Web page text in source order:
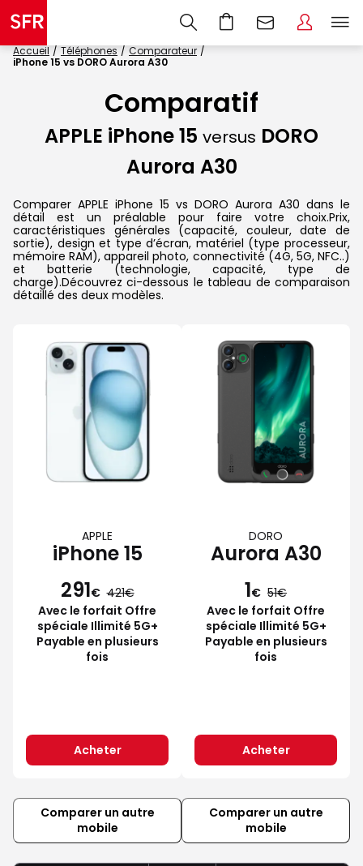
Accueil Téléphones
Comparateur
iPhone 15 vs DORO Aurora A30
Comparatif
APPLE iPhone 15 versus DORO
Aurora A30
Comparer APPLE iPhone 15 vs DORO Aurora A30 dans le
détail est un préalable pour faire votre choix.Prix,
caractéristiques générales (capacité, couleur, date de
sortie), design et type d’écran, matériel (type processeur,
mémoire RAM), appareil photo, connectivité (4G, 5G, NFC..)
et batterie (technologie, capacité, type de
charge).Découvrez ci-dessous le tableau de comparaison
détaillé des deux modèles.
APPLE
iPhone 15
291€ 421
Avec le forfait Offre
spéciale Illimité 5G+
Payable en plusieurs
fois
Acheter
DORO
Aurora A30
1€ 51
Avec le forfait Offre
spéciale Illimité 5G+
Payable en plusieurs
fois
Acheter
Comparer un autre
mobile
Comparer un autre
mobile